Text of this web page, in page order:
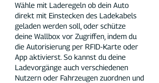
Wähle mit Laderegeln ob dein Auto
direkt mit Einstecken des Ladekabels
geladen werden soll, oder schütze
deine Wallbox vor Zugriffen, indem du
die Autorisierung per RFID-Karte oder
App aktivierst. So kannst du deine
Ladevorgänge auch verschiedenen
Nutzern oder Fahrzeugen zuordnen und